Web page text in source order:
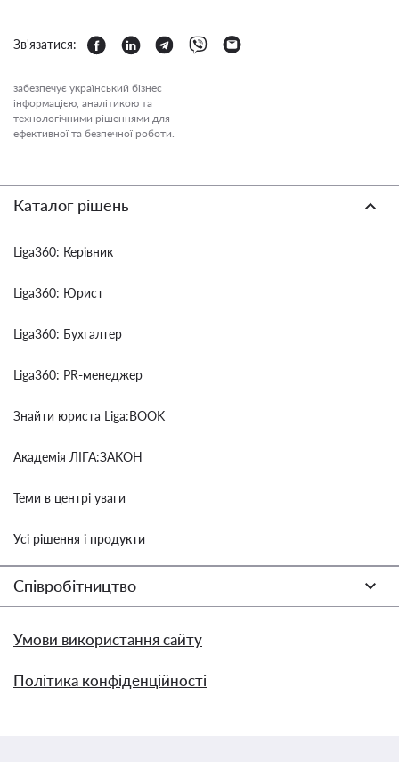
Зв'язатися:
забезпечує український бізнес
інформацією, аналітикою та
технологічними рішеннями для
ефективної та безпечної роботи.
Каталог рішень
Liga360: Керівник
Liga360: Юрист
Liga360: Бухгалтер
Liga360: PR-менеджер
Знайти юриста Liga:BOOK
Академія ЛІГА:ЗАКОН
Теми в центрі уваги
Усі рішення і продукти
Співробітництво
Умови використання сайту
Політика конфіденційності